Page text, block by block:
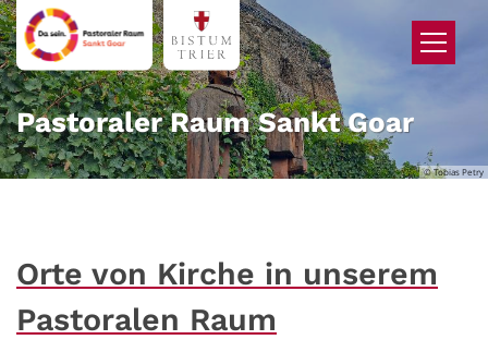
Zum Inhalt springen
© Tobias Petry
Pastoraler Raum Sankt Goar
Orte von Kirche in unserem
Pastoralen Raum